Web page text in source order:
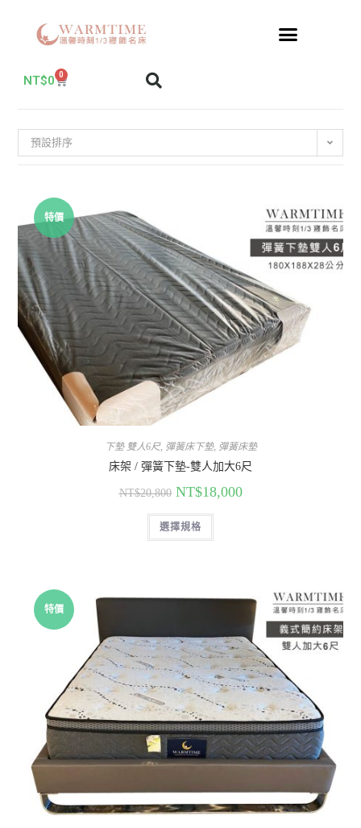
NT$0 0
預設排序
特價
下墊 雙人6尺, 彈簧床下墊, 彈簧床墊
床架 / 彈簧下墊-雙人加大6尺
NT$20,800 NT$18,000
選擇規格
特價